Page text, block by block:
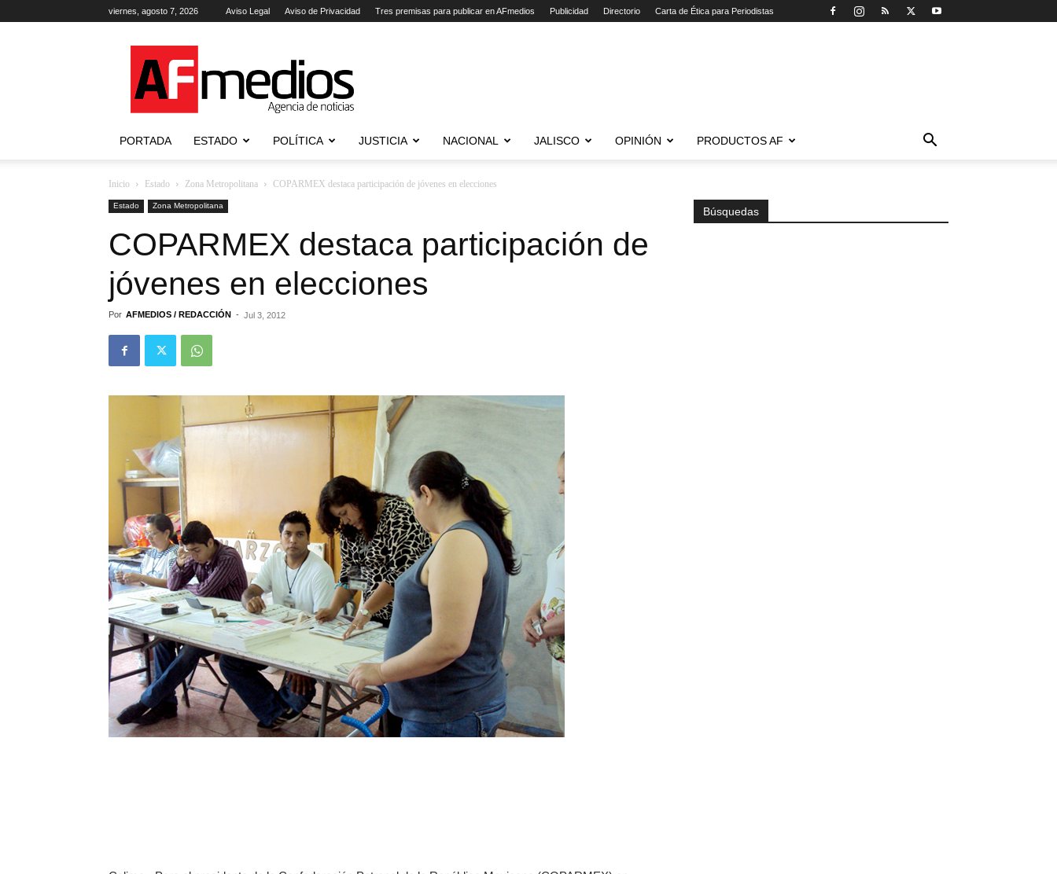
viernes, agosto 7, 2026 Aviso Legal Aviso de Privacidad Tres premisas para publicar en AFmedios Publicidad Directorio Carta de Ética para Periodistas
Agencia
de
Noticias
PORTADA ESTADO POLÍTICA JUSTICIA NACIONAL JALISCO OPINIÓN PRODUCTOS AF
Inicio Estado Zona Metropolitana COPARMEX destaca participación de jóvenes en elecciones
Estado Zona Metropolitana
COPARMEX destaca participación de
jóvenes en elecciones
Por AFMEDIOS / REDACCIÓN - Jul 3, 2012
Búsquedas